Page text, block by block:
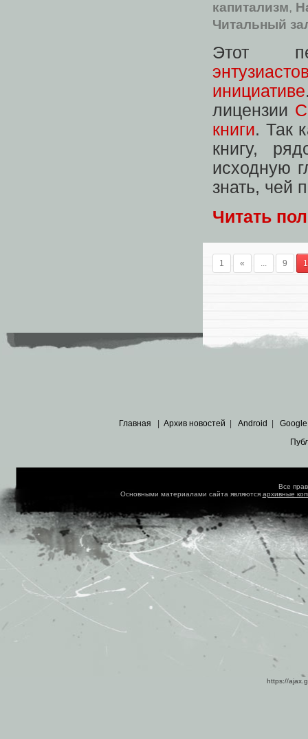
капитализм,
Читальный
Этот
инициативе
лицензии
книги. Так
книгу,
исходную
знать, чей
Читать
1 « 9
Главная Архив новостей Android Google
Все
Основными материалами сайта являются архивные
https://